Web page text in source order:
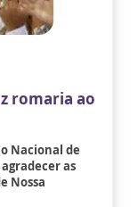
romaria ao
Nacional de
as
Nossa